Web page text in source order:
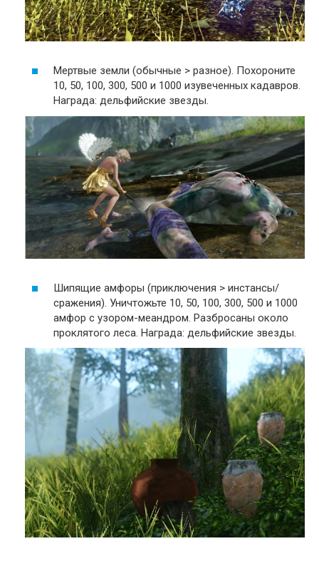
Мертвые земли (обычные > разное). Похороните
10, 50, 100, 300, 500 и 1000 изувеченных кадавров.
Награда: дельфийские звезды.
Шипящие амфоры (приключения > инстансы/
сражения). Уничтожьте 10, 50, 100, 300, 500 и 1000
амфор с узором-меандром. Разбросаны около
проклятого леса. Награда: дельфийские звезды.